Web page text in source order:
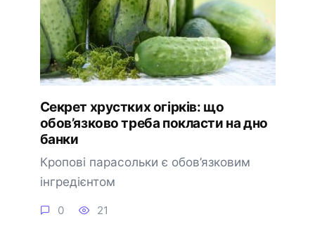
Секрет хрустких огірків: що
обов’язково треба покласти на дно
банки
Кропові парасольки є обов’язковим
інгредієнтом
0 21